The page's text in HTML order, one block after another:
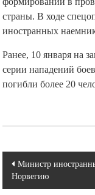
страны. В ходе
иностранных
Ранее, 10 января на
серии нападений
погибли более 20
Навигация
по
Министр
Норвегию